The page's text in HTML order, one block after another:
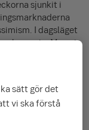
sjunkit i
I dagsläget
ekonomin. Men vi
värde är det
är det klokt
har
fall
sätt gör det
vi ska förstå